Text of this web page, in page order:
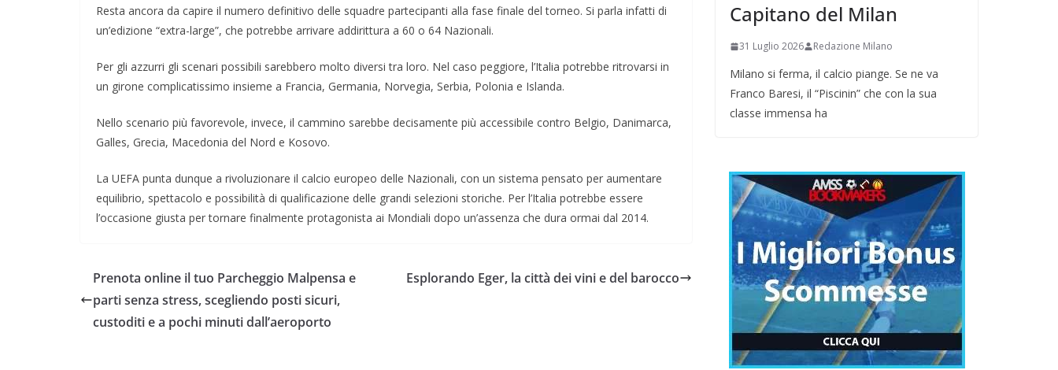
Resta ancora da capire il numero definitivo delle squadre partecipanti alla fase finale del torneo. Si parla infatti di
un’edizione “extra-large”, che potrebbe arrivare addirittura a 60 o 64 Nazionali.
Per gli azzurri gli scenari possibili sarebbero molto diversi tra loro. Nel caso peggiore, l’Italia potrebbe ritrovarsi in
un girone complicatissimo insieme a Francia, Germania, Norvegia, Serbia, Polonia e Islanda.
Nello scenario più favorevole, invece, il cammino sarebbe decisamente più accessibile contro Belgio, Danimarca,
Galles, Grecia, Macedonia del Nord e Kosovo.
La UEFA punta dunque a rivoluzionare il calcio europeo delle Nazionali, con un sistema pensato per aumentare
equilibrio, spettacolo e possibilità di qualificazione delle grandi selezioni storiche. Per l’Italia potrebbe essere
l’occasione giusta per tornare finalmente protagonista ai Mondiali dopo un’assenza che dura ormai dal 2014.
Prenota online il tuo Parcheggio Malpensa e
parti senza stress, scegliendo posti sicuri,
custoditi e a pochi minuti dall’aeroporto
Esplorando Eger, la città dei vini e del barocco
Capitano del Milan
31 Luglio 2026 Redazione Milano
Milano si ferma, il calcio piange. Se ne va
Franco Baresi, il “Piscinin” che con la sua
classe immensa ha